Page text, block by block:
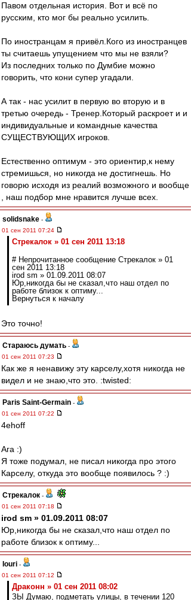
Павом отдельная история. Вот и всё по
русским, кто мог бы реально усилить.
По иностранцам я привёл.Кого из иностранцев
ты считаешь упущением что мы не взяли?
Из последних только по Думбие можно
говорить, что кони супер угадали.
А так - нас усилит в первую во вторую и в
третью очередь - Тренер.Который раскроет и и
индивидуальные и командные качества
СУЩЕСТВУЮЩИХ игроков.
Естественно оптимум - это ориентир,к нему
стремишься, но никогда не достигнешь. Но
говорю исходя из реалий возможного и вообще
, наш подбор мне нравится лучше всех.
solidsnake -
01 сен 2011 07:24
Стрекалок » 01 сен 2011 13:18
# Непрочитанное сообщение Стрекалок » 01
сен 2011 13:18
irod sm » 01.09.2011 08:07
Юр,никогда бы не сказал,что наш отдел по
работе близок к оптиму...
Вернуться к началу
Это точно!
Стараюсь думать -
01 сен 2011 07:23
Как же я ненавижу эту карселу,хотя никогда не
видел и не знаю,что это. :twisted:
Paris Saint-Germain -
01 сен 2011 07:22
4ehoff
Ага :)
Я тоже подумал, не писал никогда про этого
Карселу, откуда это вообще появилось ? :)
Стрекалок -
01 сен 2011 07:18
irod sm » 01.09.2011 08:07
Юр,никогда бы не сказал,что наш отдел по
работе близок к оптиму...
Iouri -
01 сен 2011 07:12
Драконн » 01 сен 2011 08:02
ЗЫ Думаю, подметать улицы, в течении 120